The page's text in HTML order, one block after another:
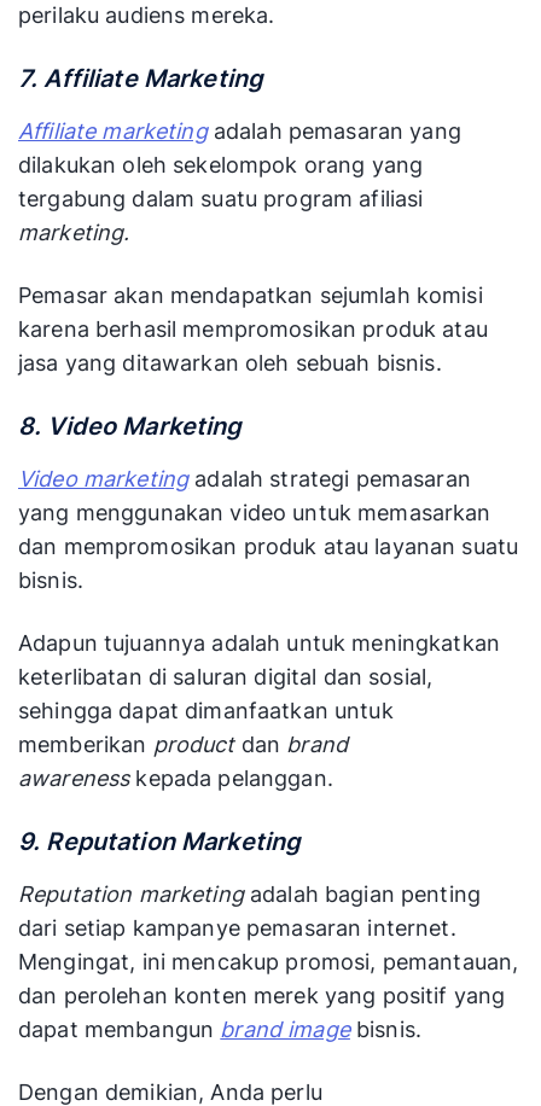
perilaku audiens mereka.
7. Affiliate Marketing
Affiliate marketingadalah pemasaran yang
dilakukan oleh sekelompok orang yang
tergabung dalam suatu program afiliasi
marketing.
Pemasar akan mendapatkan sejumlah komisi
karena berhasil mempromosikan produk atau
jasa yang ditawarkan oleh sebuah bisnis.
8. Video Marketing
Video marketingadalah strategi pemasaran
yang menggunakan video untuk memasarkan
dan mempromosikan produk atau layanan suatu
bisnis.
Adapun tujuannya adalah untuk meningkatkan
keterlibatan di saluran digital dan sosial,
sehingga dapat dimanfaatkan untuk
memberikan product dan brand
awareness kepada pelanggan.
9. Reputation Marketing
Reputation marketing adalah bagian penting
dari setiap kampanye pemasaran internet.
Mengingat, ini mencakup promosi, pemantauan,
dan perolehan konten merek yang positif yang
dapat membangun brand image bisnis.
Dengan demikian, Anda perlu